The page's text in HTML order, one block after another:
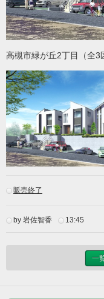
高槻市緑が丘2丁目（全3
販売終了
by 岩佐智香 13:45
一